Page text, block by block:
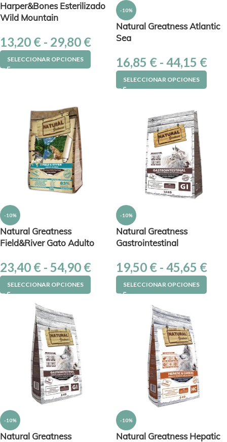
Harper&Bones Esterilizado
Wild Mountain
13,20 € - 29,80 €
SELECCIONAR OPCIONES
-10%
Natural Greatness Atlantic
Sea
16,85 € - 44,15 €
SELECCIONAR OPCIONES
-10%
Natural Greatness
Field&River Gato Adulto
23,40 € - 54,90 €
SELECCIONAR OPCIONES
-10%
Natural Greatness
Gastrointestinal
19,50 € - 45,65 €
SELECCIONAR OPCIONES
-10%
Natural Greatness
-10%
Natural Greatness Hepatic